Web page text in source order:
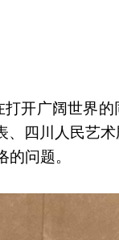
开广阔世界
四川人民艺
问题。